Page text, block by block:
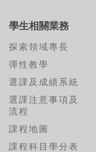
學生相關業務
探索領域專長
彈性教學
選課及成績系統
選課注意事項及
流程
課程地圖
課程科目學分表